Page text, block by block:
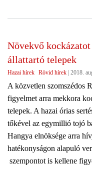
Növekvő
állattartó telepek
Hazai hírek Rövid hírek | 2018.
A közvetlen szomszédos
figyelmet arra mekkora
telepek. A hazai órias
tőkével az egymillió tojó
Hangya elnöksége arra
hatékonyságon alapuló
szempontot is kellene